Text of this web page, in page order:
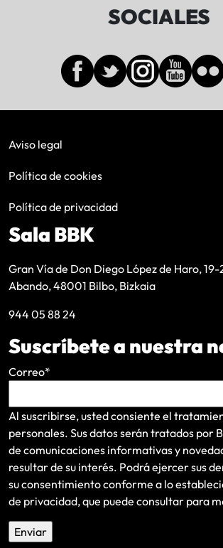
SOCIALES
Aviso legal
Política de cookies
Política de privacidad
Sala BBK
Gran Vía de Don Diego López de Haro, 19-
Abando, 48001 Bilbo, Bizkaia
944 05 88 24
Suscríbete a nuestra
Correo*
Al suscribirse, usted consiente el
personales. Sus datos serán tratados por
de comunicaciones informativas y
resultar de su interés. Podrá ejercer sus
su consentimiento conforme a lo
de privacidad, que puede consultar para